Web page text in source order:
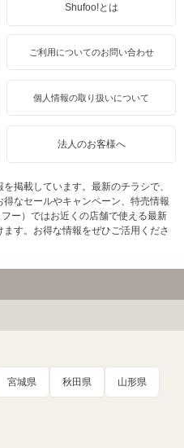
Shufoo!とは
ご利用についてのお問い合わせ
個人情報の取り扱いについて
法人のお客様へ
掲載しています。最新のチラシで、
なセールやキャンペーン、特売情報
ー）ではお近くの店舗で使える最新
す。お得な情報をぜひご活用くださ
宮城県 秋田県 山形県